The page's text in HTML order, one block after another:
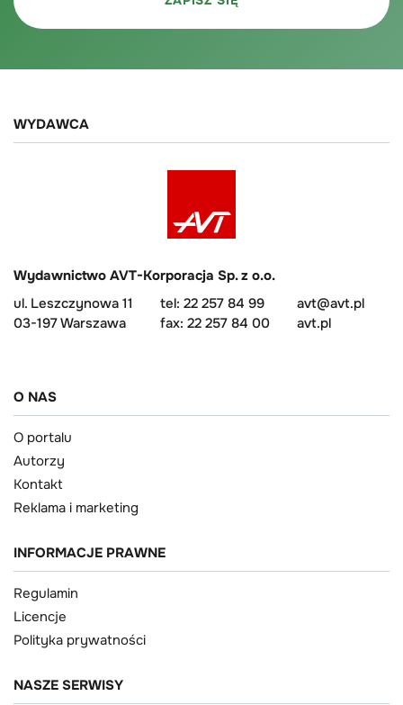
WYDAWCA
Wydawnictwo AVT-Korporacja Sp. z o.o.
ul. Leszczynowa 11
03-197 Warszawa
tel: 22 257 84 99
fax: 22 257 84 00
avt@avt.pl
avt.pl
O NAS
O portalu
Autorzy
Kontakt
Reklama i marketing
INFORMACJE PRAWNE
Regulamin
Licencje
Polityka prywatności
NASZE SERWISY